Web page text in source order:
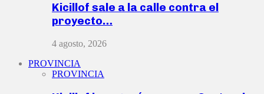
Kicillof sale a la calle contra el
proyecto…
4 agosto, 2026
PROVINCIA
PROVINCIA